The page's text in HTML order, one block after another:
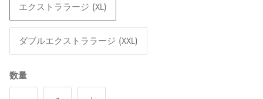
エクストララージ (XL)
ダブルエクストララージ (XXL)
数量